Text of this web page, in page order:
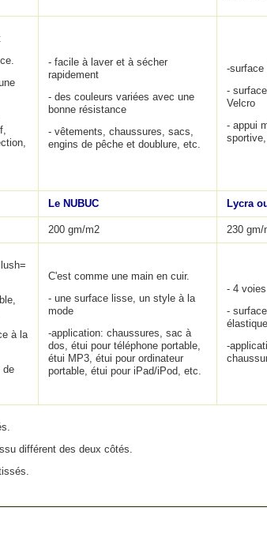
- facile à laver et à sécher
rapidement
- des couleurs variées avec une
bonne résistance
- vêtements, chaussures, sacs,
engins de pêche et doublure, etc.
-surface
-
Velcro
- appui
Le NUBUC Lycra
200 gm/m2 230 gm/
à la
de
C'est comme une main en cuir.
- une surface lisse, un style à la
mode
-application: chaussures, sac à
dos, étui pour téléphone portable,
étui MP3, étui pour ordinateur
portable, étui pour iPad/iPod, etc.
- 4
-
élastique
-
différent des deux côtés.